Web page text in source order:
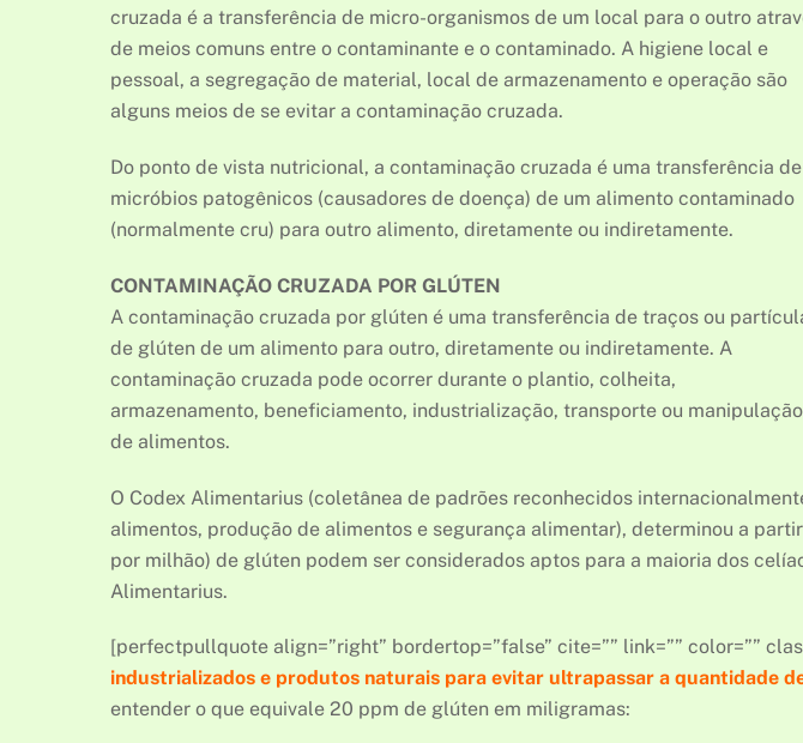
cruzada é a transferência de micro-organismos de um local para o outro
de meios comuns entre o contaminante e o contaminado. A higiene local e
pessoal, a segregação de material, local de armazenamento e operação são
alguns meios de se evitar a contaminação cruzada.
Do ponto de vista nutricional, a contaminação cruzada é uma transferência de
micróbios patogênicos (causadores de doença) de um alimento contaminado
(normalmente cru) para outro alimento, diretamente ou indiretamente.
CONTAMINAÇÃO CRUZADA POR GLÚTEN
A contaminação cruzada por glúten é uma transferência de traços ou
de glúten de um alimento para outro, diretamente ou indiretamente. A
contaminação cruzada pode ocorrer durante o plantio, colheita,
armazenamento, beneficiamento, industrialização, transporte ou manipulação
de alimentos.
O Codex Alimentarius (coletânea de padrões reconhecidos
alimentos, produção de alimentos e segurança alimentar), determinou a
por milhão) de glúten podem ser considerados aptos para a maioria dos
Alimentarius.
[perfectpullquote align=”right” bordertop=”false” cite=”” link=”” color=””
industrializados e produtos naturais para evitar ultrapassar a quantidade
entender o que equivale 20 ppm de glúten em miligramas: